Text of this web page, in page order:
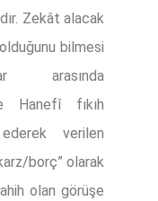
Zekât alacak
bilmesi
arasında
Hanefî fıkıh
verilen
borç” olarak
olan görüşe